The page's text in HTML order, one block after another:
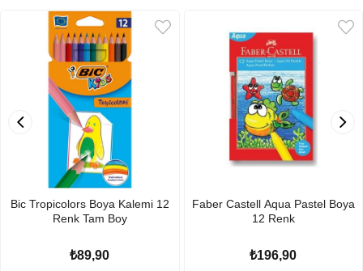
Bic Tropicolors Boya Kalemi 12
Renk Tam Boy
₺89,90
Faber Castell Aqua Pastel Boya
12 Renk
₺196,90